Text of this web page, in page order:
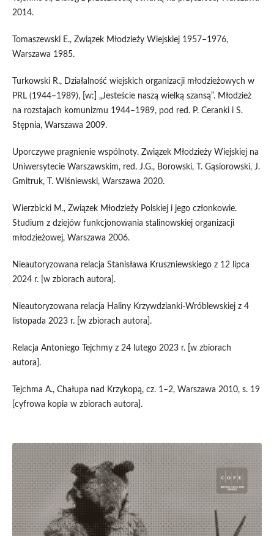
2014.
Tomaszewski E., Związek Młodzieży Wiejskiej 1957–1976,
Warszawa 1985.
Turkowski R., Działalność wiejskich organizacji młodzieżowych w
PRL (1944–1989), [w:] „Jesteście naszą wielką szansą”. Młodzież
na rozstajach komunizmu 1944–1989, pod red. P. Ceranki i S.
Stępnia, Warszawa 2009.
Uporczywe pragnienie wspólnoty. Związek Młodzieży Wiejskiej na
Uniwersytecie Warszawskim, red. J.G., Borowski, T. Gąsiorowski, J.
Gmitruk, T. Wiśniewski, Warszawa 2020.
Wierzbicki M., Związek Młodzieży Polskiej i jego członkowie.
Studium z dziejów funkcjonowania stalinowskiej organizacji
młodzieżowej, Warszawa 2006.
Nieautoryzowana relacja Stanisława Kruszniewskiego z 12 lipca
2024 r. [w zbiorach autora].
Nieautoryzowana relacja Haliny Krzywdzianki-Wróblewskiej z 4
listopada 2023 r. [w zbiorach autora].
Relacja Antoniego Tejchmy z 24 lutego 2023 r. [w zbiorach
autora].
Tejchma A., Chałupa nad Krzykopą, cz. 1–2, Warszawa 2010, s. 19
[cyfrowa kopia w zbiorach autora].